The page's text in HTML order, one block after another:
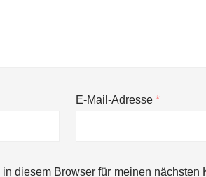
E-Mail-Adresse *
diesem Browser für meinen nächsten